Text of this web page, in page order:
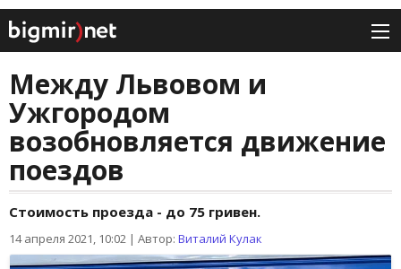
Между Львовом и
Ужгородом
возобновляется движение
поездов
Стоимость проезда - до 75 гривен.
14 апреля 2021, 10:02 | Автор: Виталий Кулак